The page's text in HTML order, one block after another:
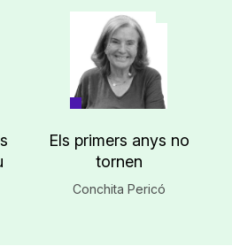
Els primers anys no
tornen
Conchita Pericó